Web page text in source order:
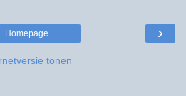
›
Homepage
tonen